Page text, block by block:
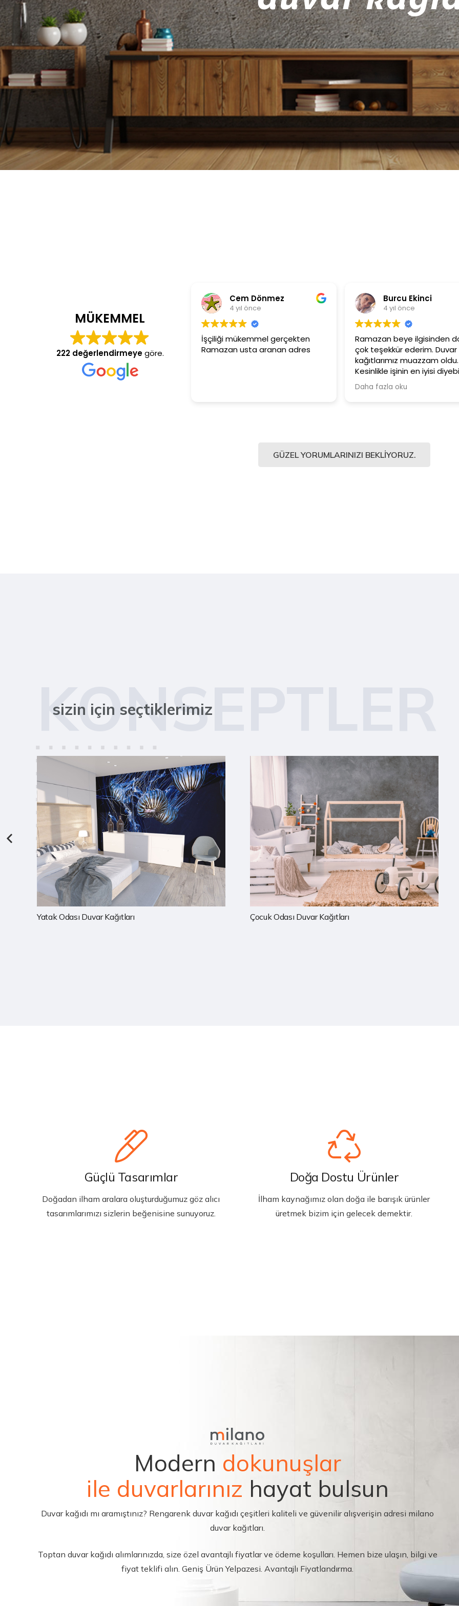
MÜKEMMEL
222 değerlendirmeyegöre.
İşçiliği mükemmel gerçekten
Ramazan usta aranan adres
Burcu Ekinci
Ramazan beye ilgisinden dolayı
çok teşekkür ederim. Duvar
kağıtlarımız muazzam oldu.
Kesinlikle işinin en iyisi diyebilirim.
Şiddetle tavsiye ediyorum.
Ürünler
Güler yüzlü
GÜZEL YORUMLARINIZI BEKLIYORUZ.
KONSEPTLER
sizin için seçtiklerimiz
Çocuk Odası Duvar Kağıtları Mutfak Duvar Kağıtları
Güçlü Tasarımlar
Doğadan ilham aralara oluşturduğumuz göz alıcı
tasarımlarımızı sizlerin beğenisine sunuyoruz.
Doğa Dostu Ürünler
İlham kaynağımız olan doğa ile barışık ürünler
üretmek bizim için gelecek demektir.
Modern dokunuşlar
ile duvarlarınız hayat bulsun
Duvar kağıdı mı aramıştınız? Rengarenk duvar kağıdı çeşitleri kaliteli ve güvenilir alışverişin adresi milano
duvar kağıtları.
Toptan duvar kağıdı alımlarınızda, size özel avantajlı fiyatlar ve ödeme koşulları. Hemen bize ulaşın, bilgi ve
fiyat teklifi alın. Geniş Ürün Yelpazesi. Avantajlı Fiyatlandırma.